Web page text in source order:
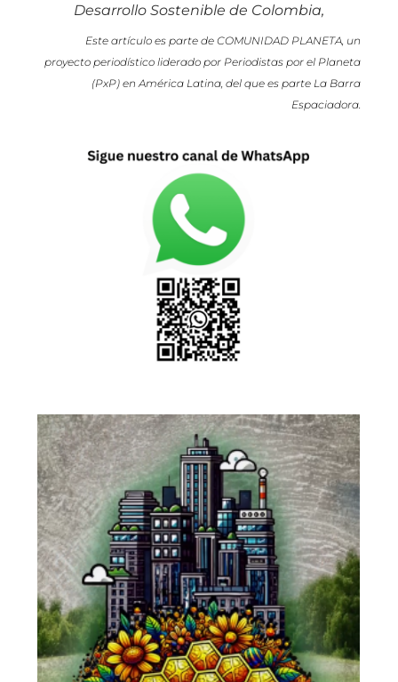
Desarrollo Sostenible de Colombia,
Este artículo es parte de COMUNIDAD PLANETA, un
proyecto periodístico liderado por Periodistas por el Planeta
(PxP) en América Latina, del que es parte La Barra
Espaciadora.